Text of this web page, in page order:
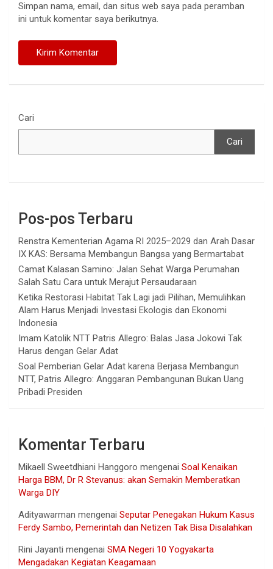
Simpan nama, email, dan situs web saya pada peramban
ini untuk komentar saya berikutnya.
Cari
Cari
Pos-pos Terbaru
Renstra Kementerian Agama RI 2025–2029 dan Arah Dasar
IX KAS: Bersama Membangun Bangsa yang Bermartabat
Camat Kalasan Samino: Jalan Sehat Warga Perumahan
Salah Satu Cara untuk Merajut Persaudaraan
Ketika Restorasi Habitat Tak Lagi jadi Pilihan, Memulihkan
Alam Harus Menjadi Investasi Ekologis dan Ekonomi
Indonesia
Imam Katolik NTT Patris Allegro: Balas Jasa Jokowi Tak
Harus dengan Gelar Adat
Soal Pemberian Gelar Adat karena Berjasa Membangun
NTT, Patris Allegro: Anggaran Pembangunan Bukan Uang
Pribadi Presiden
Komentar Terbaru
Mikaell Sweetdhiani Hanggoro mengenai Soal Kenaikan
Harga BBM, Dr R Stevanus: akan Semakin Memberatkan
Warga DIY
Adityawarman mengenai Seputar Penegakan Hukum Kasus
Ferdy Sambo, Pemerintah dan Netizen Tak Bisa Disalahkan
Rini Jayanti mengenai SMA Negeri 10 Yogyakarta
Mengadakan Kegiatan Keagamaan